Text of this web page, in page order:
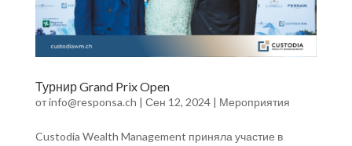
Турнир Grand Prix Open
отinfo@responsa.ch | Сен 12, 2024| Мероприятия
Custodia Wealth Management приняла участие в